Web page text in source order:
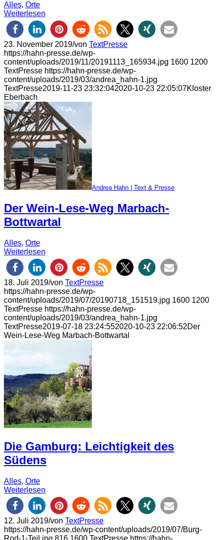
Alles, Orte
Weiterlesen
23. November 2019/von TextPresse
https://hahn-presse.de/wp-
content/uploads/2019/11/20191113_165934.jpg 1600 1200
TextPresse https://hahn-presse.de/wp-
content/uploads/2019/03/andrea_hahn-1.jpg
TextPresse2019-11-23 23:32:042020-10-23 22:05:07Kloster
Eberbach
Andrea Hahn | Text & Presse
Der Wein-Lese-Weg Marbach-
Bottwartal
Alles, Orte
Weiterlesen
18. Juli 2019/von TextPresse
https://hahn-presse.de/wp-
content/uploads/2019/07/20190718_151519.jpg 1600 1200
TextPresse https://hahn-presse.de/wp-
content/uploads/2019/03/andrea_hahn-1.jpg
TextPresse2019-07-18 23:24:552020-10-23 22:06:52Der
Wein-Lese-Weg Marbach-Bottwartal
Die Gamburg: Leichtigkeit des
Südens
Alles, Orte
Weiterlesen
12. Juli 2019/von TextPresse
https://hahn-presse.de/wp-content/uploads/2019/07/Burg-
Rod-1-Teil.jpg 816 1600 TextPresse https://hahn-